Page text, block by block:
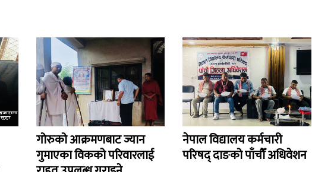
गोरुको आक्रमणबाट ज्यान
गुमाएका विकको परिवारलाई
नेपाल विद्यालय कर्मचारी
परिषद् दाङको पाँचौँ अधिवेशन